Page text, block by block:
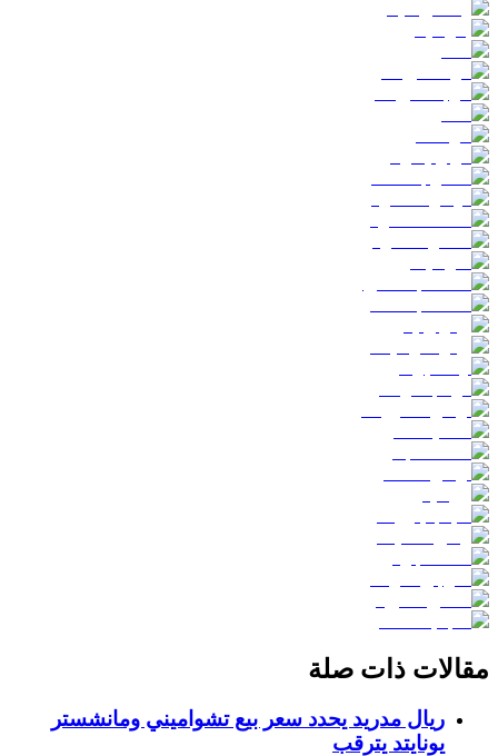
مقالات ذات صلة
ريال مدريد يحدد سعر بيع تشواميني ومانشستر
يونايتد يترقب